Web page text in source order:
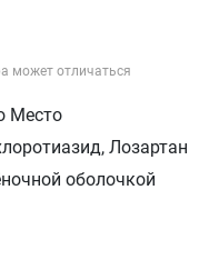
может отличаться
Место
Лозартан
оболочкой